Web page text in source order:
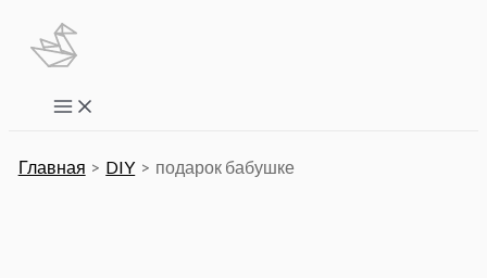
Перейти
содержимому
Main
Menu
Главная DIY подарок бабушке